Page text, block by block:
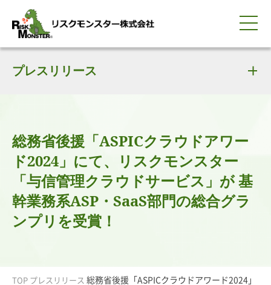
サービス紹介
選ばれる理由
知る・学ぶ
導入事例
企業情報
採用情報
IR情報
お問い合わせ
0120-259-440
平日9:00-18:00(土日祝除く)
プレスリリース
総務省後援「ASPICクラウドアワー
ド2024」にて、リスクモンスター
「与信管理クラウドサービス」が 基
幹業務系ASP・SaaS部門の総合グラ
ンプリを受賞！
TOP プレスリリース 総務省後援「ASPICクラウドアワード2024」